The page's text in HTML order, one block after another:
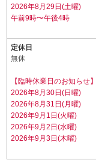
2026年8月29日(土曜)
午前9時〜午後4時
定休日
無休
【臨時休業日のお知らせ】
2026年8月30日(日曜)
2026年8月31日(月曜)
2026年9月1日(火曜)
2026年9月2日(水曜)
2026年9月3日(木曜)